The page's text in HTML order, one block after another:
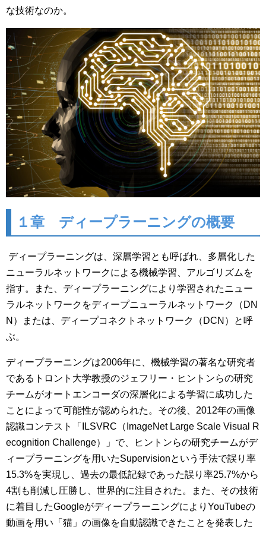
な技術なのか。
１章 ディープラーニングの概要
ディープラーニングは、深層学習とも呼ばれ、多層化した
ニューラルネットワークによる機械学習、アルゴリズムを
指す。また、ディープラーニングにより学習されたニュー
ラルネットワークをディープニューラルネットワーク（DN
N）または、ディープコネクトネットワーク（DCN）と呼
ぶ。
ディープラーニングは2006年に、機械学習の著名な研究者
であるトロント大学教授のジェフリー・ヒントンらの研究
チームがオートエンコーダの深層化による学習に成功した
ことによって可能性が認められた。その後、2012年の画像
認識コンテスト「ILSVRC（ImageNet Large Scale Visual R
ecognition Challenge）」で、ヒントンらの研究チームがデ
ィープラーニングを用いたSupervisionという手法で誤り率
15.3%を実現し、過去の最低記録であった誤り率25.7%から
4割も削減し圧勝し、世界的に注目された。また、その技術
に着目したGoogleがディープラーニングによりYouTubeの
動画を用い「猫」の画像を自動認識できたことを発表した